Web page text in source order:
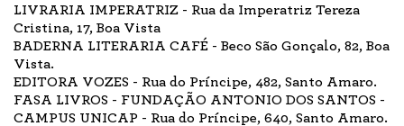
LIVRARIA IMPERATRIZ - Rua da Imperatriz Tereza
Cristina, 17, Boa Vista
BADERNA LITERARIA CAFÉ - Beco São Gonçalo, 82, Boa
Vista.
EDITORA VOZES - Rua do Príncipe, 482, Santo Amaro.
FASA LIVROS - FUNDAÇÃO ANTONIO DOS SANTOS -
CAMPUS UNICAP - Rua do Príncipe, 640, Santo Amaro.